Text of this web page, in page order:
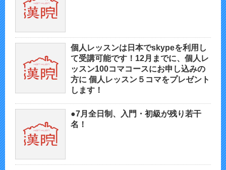
個人レッスンは日本でskypeを利用し
て受講可能です！12月までに、個人レ
ッスン100コマコースにお申し込みの
方に 個人レッスン５コマをプレゼント
します！
●7月全日制、入門・初級が残り若干
名！